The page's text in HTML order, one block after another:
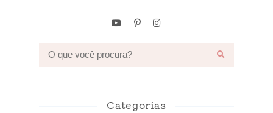
Categorias